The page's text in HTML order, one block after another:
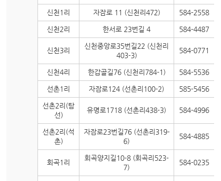
신천1리 자잠로 11 (신천리472) 584-2558
신천2리 한서로 23번길 4 584-4487
신천3리
신천중앙로35번길22 (신천리
403-3)
584-0771
신천4리 한갑골길76 (신천리784-1) 584-5536
선촌1리 자잠로124 (선촌리100-2) 585-5456
선촌2리(탐
선)
유명로1718 (선촌리438-3) 584-4996
선촌2리(석
촌)
자잠로23번길76 (선촌리319-
6)
584-4885
회곡1리
회곡양지길10-8 (회곡리523-
7)
584-0235